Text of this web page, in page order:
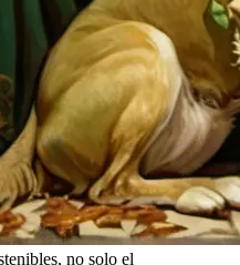
no solo el